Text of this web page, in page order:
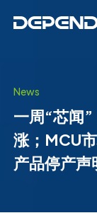
News
一周“芯闻
涨；MCU
产品停产声